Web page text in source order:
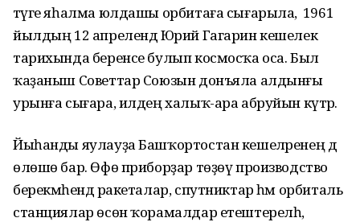
тәүге яһалма юлдашы орбитаға сығарыла, ә 1961
йылдың 12 апрелендә Юрий Гагарин кешелек
тарихында беренсе булып космосҡа оса. Был
ҡаҙаныш Советтар Союзын донъяла алдынғы
урынға сығара, илдең халыҡ-ара абруйын күтәрә.
Йыһанды яулауҙа Башҡортостан кешеләренең дә
өлөшө бар. Өфө приборҙар төҙөү производство
берекмәһендә ракеталар, спутниктар һәм орбиталь
станциялар өсөн ҡорамалдар етештерелһә,